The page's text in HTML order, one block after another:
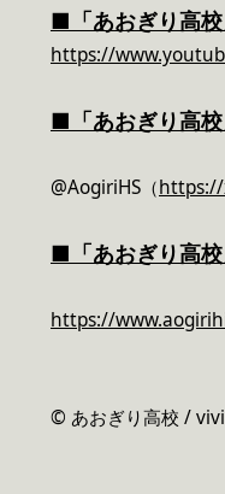
■「あおぎり高
https://
■「あおぎり高
@AogiriHS（
■「あおぎり高
https://
© あおぎり高校 /